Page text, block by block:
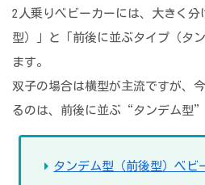
2人乗りベビーカーには、大きく
型）」と「前後に並ぶタイプ（タ
ます。
双子の場合は横型が主流ですが、
るのは、前後に並ぶ“タンデム型”
タンデム型（前後型）ベビ